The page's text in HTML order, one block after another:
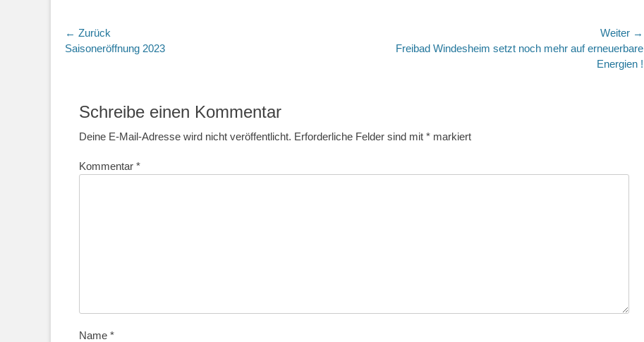
Beitragsnavigation
← Zurück
Vorheriger
Saisoneröffnung 2023
Weiter →
Freibad Windesheim setzt noch mehr auf erneuerbare
Energien !
Schreibe einen Kommentar
Deine E-Mail-Adresse wird nicht veröffentlicht. Erforderliche Felder sind mit * markiert
Kommentar *
Name *